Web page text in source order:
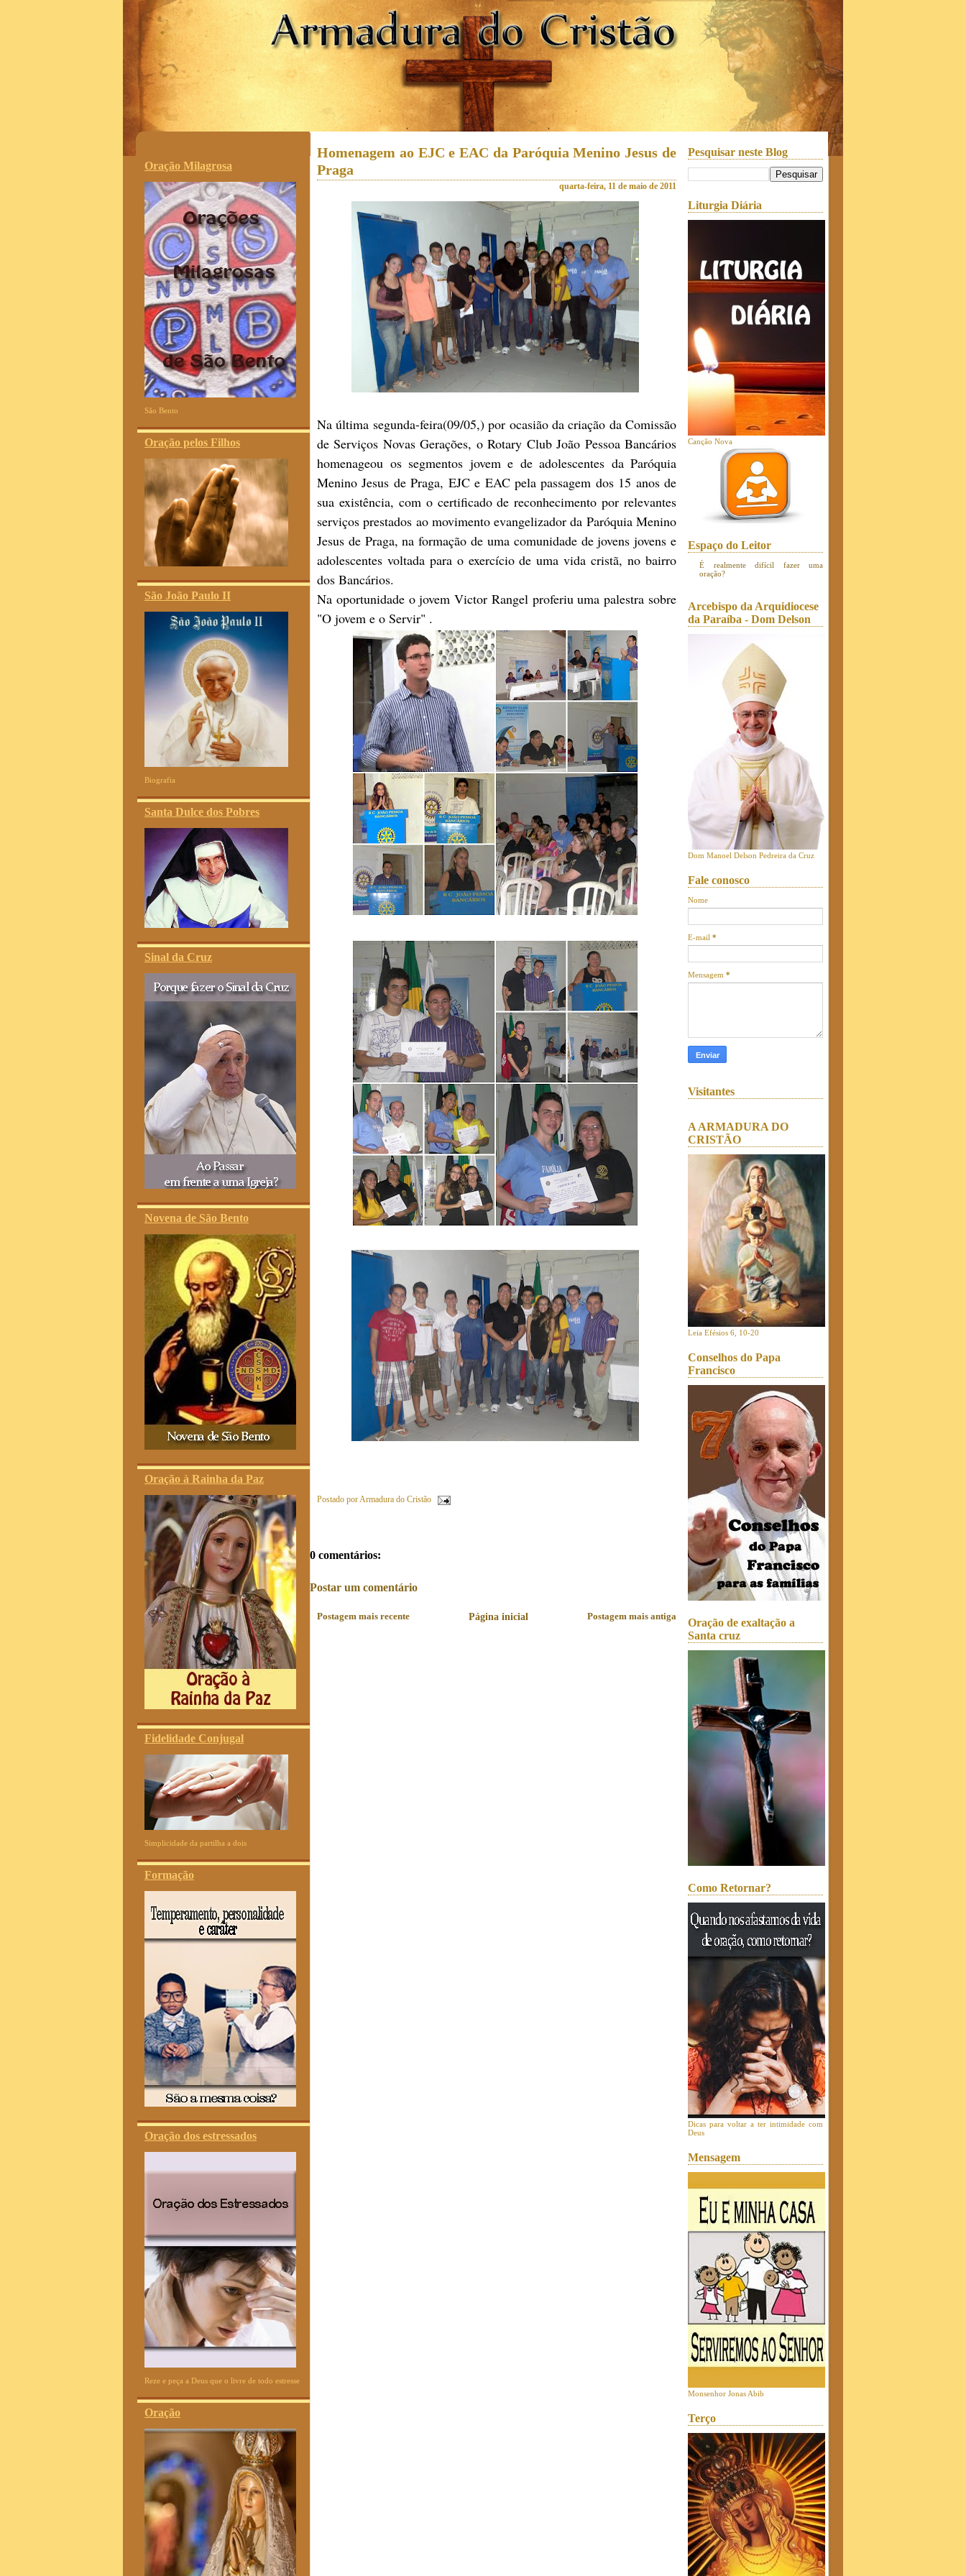
.
Oração Milagrosa
São Bento
Oração pelos Filhos
São João Paulo II
Biografia
Santa Dulce dos Pobres
Sinal da Cruz
Novena de São Bento
Oração à Rainha da Paz
Fidelidade Conjugal
Simplicidade da partilha a dois
Formação
Oração dos estressados
Reze e peça a Deus que o livre de todo estresse
Oração
Homenagem ao EJC e EAC da Paróquia Menino Jesus de
Praga
quarta-feira, 11 de maio de 2011
Na última segunda-feira(09/05,) por ocasião da criação da Comissão
de Serviços Novas Gerações, o Rotary Club João Pessoa Bancários
homenageou os segmentos jovem e de adolescentes da Paróquia
Menino Jesus de Praga, EJC e EAC pela passagem dos 15 anos de
sua existência, com o certificado de reconhecimento por relevantes
serviços prestados ao movimento evangelizador da Paróquia Menino
Jesus de Praga, na formação de uma comunidade de jovens jovens e
adolescentes voltada para o exercício de uma vida cristã, no bairro
dos Bancários.
Na oportunidade o jovem Victor Rangel proferiu uma palestra sobre
"O jovem e o Servir" .
Postado porArmadura do Cristão
0 comentários:
Postar um comentário
Postagem mais recente Postagem mais antiga
Página inicial
Pesquisar neste Blog
Liturgia Diária
Canção Nova
Espaço do Leitor
É realmente difícil fazer uma
oração?
Arcebispo da Arquidiocese
da Paraíba - Dom Delson
Dom Manoel Delson Pedreira da Cruz
Fale conosco
Nome
E-mail *
Mensagem *
Visitantes
A ARMADURA DO
CRISTÃO
Leia Efésios 6, 10-20
Conselhos do Papa
Francisco
Oração de exaltação a
Santa cruz
Como Retornar?
Dicas para voltar a ter intimidade com
Deus
Mensagem
Monsenhor Jonas Abib
Terço